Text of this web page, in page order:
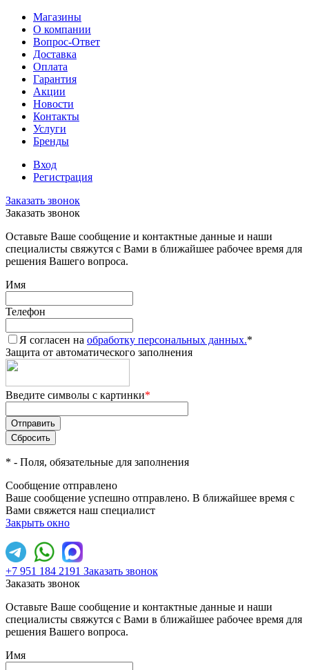
Магазины
О компании
Вопрос-Ответ
Доставка
Оплата
Гарантия
Акции
Новости
Контакты
Услуги
Бренды
Вход
Регистрация
Заказать звонок
Заказать звонок
Оставьте Ваше сообщение и контактные данные и наши
специалисты свяжутся с Вами в ближайшее рабочее время для
решения Вашего вопроса.
Имя
Телефон
Я согласен на обработку персональных данных.*
Защита от автоматического заполнения
Введите символы с картинки*
* - Поля, обязательные для заполнения
Сообщение отправлено
Ваше сообщение успешно отправлено. В ближайшее время с
Вами свяжется наш специалист
Закрыть окно
+7 951 184 2191 Заказать звонок
Заказать звонок
Оставьте Ваше сообщение и контактные данные и наши
специалисты свяжутся с Вами в ближайшее рабочее время для
решения Вашего вопроса.
Имя